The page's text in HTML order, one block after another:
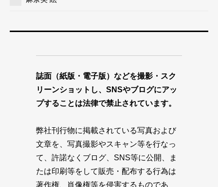
誌面（紙版・電子版）などを撮影・スク
リーンショットし、SNSやブログにアッ
プすることは法律で禁止されています。
弊社刊行物に掲載されている写真および
文章を、写真撮影やスキャン等を行なっ
て、許諾なくブログ、SNS等に公開、ま
たは印刷等をして販売・配布する行為は
著作権、肖像権等を侵害するものであ